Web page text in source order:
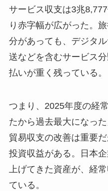
サービス収支は3兆
り赤字幅が広がった。
分があっても、デジタ
送などを含むサービス
払いが重く残っている。
つまり、2025年度の経
たから過去最大になっ
貿易収支の改善は重要
投資収益がある。日本
上げてきた資産が、経
ている。